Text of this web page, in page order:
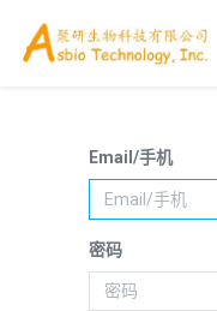
Email/手机
密码